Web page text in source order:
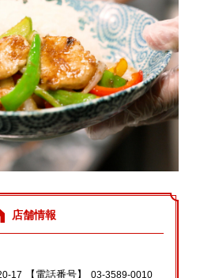
店舗情報
【電話番号】 03‐3589‐0010